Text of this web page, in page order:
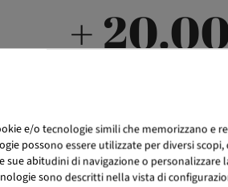
+
e/o tecnologie simili che memorizzano e
possono essere utilizzate per diversi
abitudini di navigazione o personalizzare
sono descritti nella vista di